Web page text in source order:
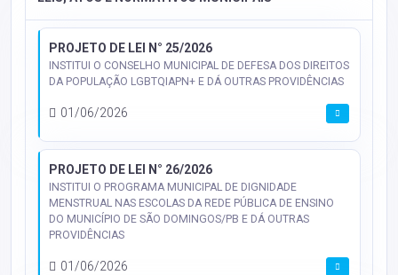
PROJETO DE LEI N° 25/2026
INSTITUI O CONSELHO MUNICIPAL DE DEFESA DOS DIREITOS
DA POPULAÇÃO LGBTQIAPN+ E DÁ OUTRAS PROVIDÊNCIAS
01/06/2026
PROJETO DE LEI N° 26/2026
INSTITUI O PROGRAMA MUNICIPAL DE DIGNIDADE
MENSTRUAL NAS ESCOLAS DA REDE PÚBLICA DE ENSINO
DO MUNICÍPIO DE SÃO DOMINGOS/PB E DÁ OUTRAS
PROVIDÊNCIAS
01/06/2026